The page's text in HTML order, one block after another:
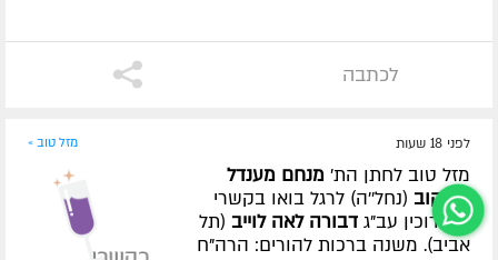
לכתבה
לפני 18 שעות מזל טוב »
מזל טוב לחתן הת' מנחם מענדל
קאיקוב (נחל''ה) לרגל בואו בקשרי
השידוכין עב"ג דבורה לאה לוייב (תל
אביב). משנה ברכות להורים: הרה"ח